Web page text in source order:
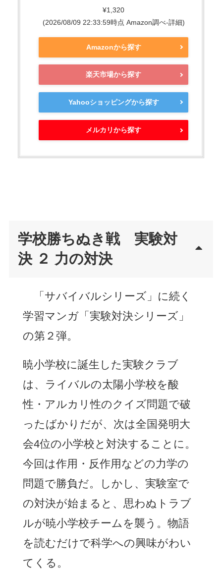
¥1,320
(2026/08/09 22:33:59時点 Amazon調べ-詳細)
Amazonから探す
楽天市場から探す
Yahooショッピングから探す
メルカリから探す
学校勝ちぬき戦 実験対
決 ２ 力の対決
「サバイバルシリーズ」に続く
学習マンガ「実験対決シリーズ」
の第２弾。
暁小学校に誕生した実験クラブ
は、ライバルの太陽小学校を酸
性・アルカリ性のクイズ問題で破
ったばかりだが、次は全国発明大
会4位の小学校と対決することに。
今回は作用・反作用などの力学の
問題で勝負だ。しかし、実験室で
の対決が始まると、思わぬトラブ
ルが暁小学校チームを襲う。物語
を読むだけで科学への興味がわい
てくる。